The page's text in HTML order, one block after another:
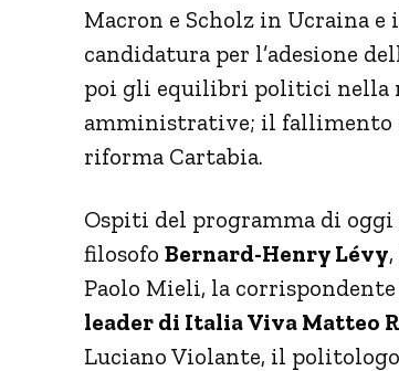
Macron e Scholz in Ucraina
candidatura per l’adesione
poi gli equilibri politici nella
amministrative; il fallimento
riforma Cartabia.
Ospiti del programma di oggi
filosofo Bernard-Henry Lévy
Paolo Mieli, la
leader di Italia Viva Matteo
Luciano Violante, il